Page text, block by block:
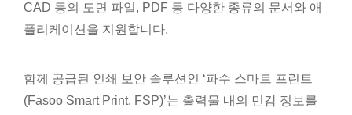
CAD 등의 도면 파일, PDF 등 다양한 종류의 문서와 애
플리케이션을 지원합니다.
함께 공급된 인쇄 보안 솔루션인 ‘파수 스마트 프린트
(Fasoo Smart Print, FSP)’는 출력물 내의 민감 정보를